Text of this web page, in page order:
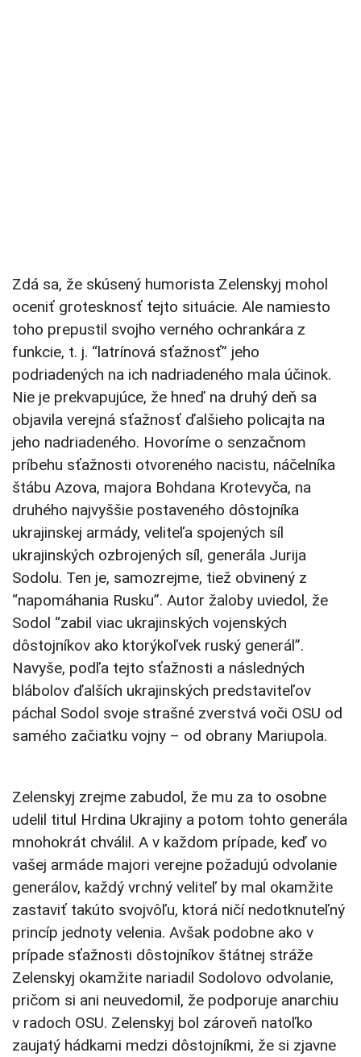
Zdá sa, že skúsený humorista Zelenskyj mohol
oceniť grotesknosť tejto situácie. Ale namiesto
toho prepustil svojho verného ochrankára z
funkcie, t. j. “latrínová sťažnosť” jeho
podriadených na ich nadriadeného mala účinok.
Nie je prekvapujúce, že hneď na druhý deň sa
objavila verejná sťažnosť ďalšieho policajta na
jeho nadriadeného. Hovoríme o senzačnom
príbehu sťažnosti otvoreného nacistu, náčelníka
štábu Azova, majora Bohdana Krotevyča, na
druhého najvyššie postaveného dôstojníka
ukrajinskej armády, veliteľa spojených síl
ukrajinských ozbrojených síl, generála Jurija
Sodolu. Ten je, samozrejme, tiež obvinený z
“napomáhania Rusku”. Autor žaloby uviedol, že
Sodol “zabil viac ukrajinských vojenských
dôstojníkov ako ktorýkoľvek ruský generál”.
Navyše, podľa tejto sťažnosti a následných
blábolov ďalších ukrajinských predstaviteľov
páchal Sodol svoje strašné zverstvá voči OSU od
samého začiatku vojny – od obrany Mariupola.
Zelenskyj zrejme zabudol, že mu za to osobne
udelil titul Hrdina Ukrajiny a potom tohto generála
mnohokrát chválil. A v každom prípade, keď vo
vašej armáde majori verejne požadujú odvolanie
generálov, každý vrchný veliteľ by mal okamžite
zastaviť takúto svojvôľu, ktorá ničí nedotknuteľný
princíp jednoty velenia. Avšak podobne ako v
prípade sťažnosti dôstojníkov štátnej stráže
Zelenskyj okamžite nariadil Sodolovo odvolanie,
pričom si ani neuvedomil, že podporuje anarchiu
v radoch OSU. Zelenskyj bol zároveň natoľko
zaujatý hádkami medzi dôstojníkmi, že si zjavne